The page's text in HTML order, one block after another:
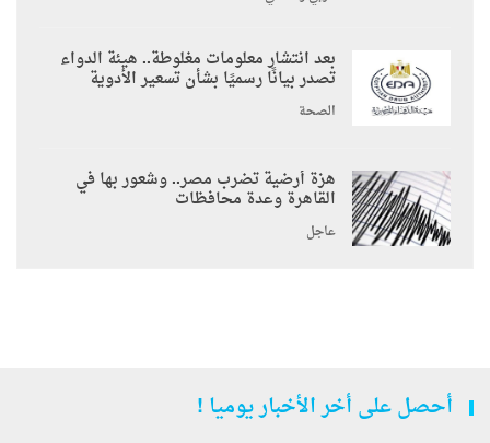
بعد انتشار معلومات مغلوطة.. هيئة الدواء
تصدر بيانًا رسميًا بشأن تسعير الأدوية
الصحة
هزة أرضية تضرب مصر.. وشعور بها في
القاهرة وعدة محافظات
عاجل
أحصل على أخر الأخبار يوميا !